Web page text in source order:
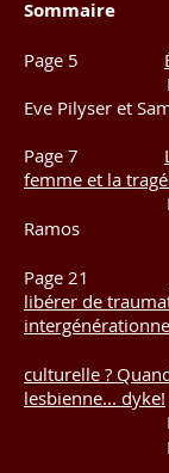
Sommaire
Page 5
Eve Pilyser et
Page 7
femme et la
Ramos
Page 21
libérer de
culturelle ?
lesbienne... dyke!